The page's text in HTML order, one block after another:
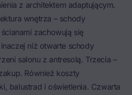
z architektem adaptującym.
wnętrza – schody
zachowują się
niż otwarte schody
salonu z antresolą. Trzecia –
Również koszty
balustrad i oświetlenia. Czwarta